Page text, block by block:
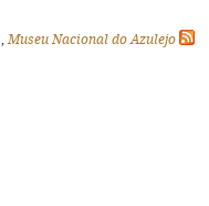
,Museu Nacional do Azulejo